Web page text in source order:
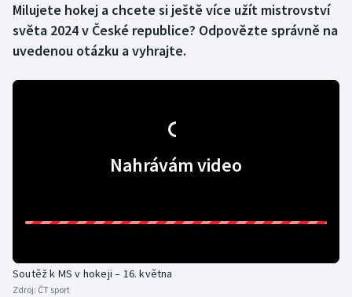
Boby a skeleton
Box
Gymnastika
AZ kvíz
Milujete hokej a chcete si ještě více užít mistrovství
světa 2024 v České republice? Odpovězte správně na
uvedenou otázku a vyhrajte.
Nahrávám video
Soutěž k MS v hokeji – 16. května
Zdroj: ČT sport